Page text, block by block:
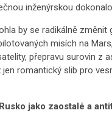
inženýrskou
by se radikálně změnit
misích na
přepravu surovin z
romantický slib pro
jako zaostalé a